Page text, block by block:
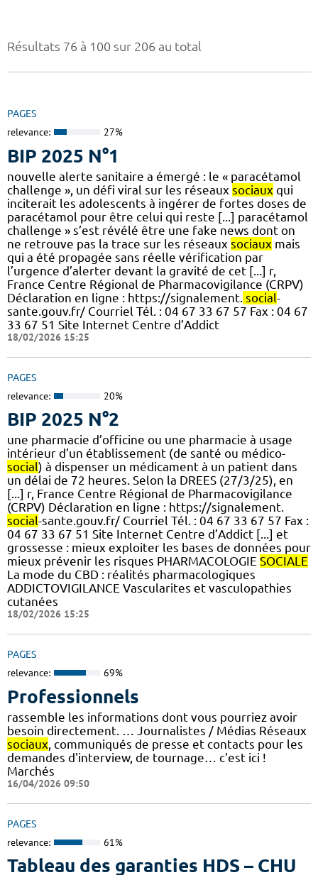
Résultats 76 à 100 sur 206 au total
PAGES
relevance: 27%
BIP 2025 N°1
nouvelle alerte sanitaire a émergé : le « paracétamol
challenge », un défi viral sur les réseaux sociaux qui
inciterait les adolescents à ingérer de fortes doses de
paracétamol pour être celui qui reste [...] paracétamol
challenge » s’est révélé être une fake news dont on
ne retrouve pas la trace sur les réseaux sociaux mais
qui a été propagée sans réelle vérification par
l’urgence d’alerter devant la gravité de cet [...] r,
France Centre Régional de Pharmacovigilance (CRPV)
Déclaration en ligne : https://signalement. social-
sante.gouv.fr/ Courriel Tél. : 04 67 33 67 57 Fax : 04 67
33 67 51 Site Internet Centre d’Addict
18/02/2026 15:25
PAGES
relevance: 20%
BIP 2025 N°2
une pharmacie d’officine ou une pharmacie à usage
intérieur d’un établissement (de santé ou médico-
social) à dispenser un médicament à un patient dans
un délai de 72 heures. Selon la DREES (27/3/25), en
[...] r, France Centre Régional de Pharmacovigilance
(CRPV) Déclaration en ligne : https://signalement.
social-sante.gouv.fr/ Courriel Tél. : 04 67 33 67 57 Fax :
04 67 33 67 51 Site Internet Centre d’Addict [...] et
grossesse : mieux exploiter les bases de données pour
mieux prévenir les risques PHARMACOLOGIE SOCIALE
La mode du CBD : réalités pharmacologiques
ADDICTOVIGILANCE Vascularites et vasculopathies
cutanées
18/02/2026 15:25
PAGES
relevance: 69%
Professionnels
rassemble les informations dont vous pourriez avoir
besoin directement. … Journalistes / Médias Réseaux
sociaux , communiqués de presse et contacts pour les
demandes d'interview, de tournage… c'est ici !
Marchés
16/04/2026 09:50
PAGES
relevance: 61%
Tableau des garanties HDS – CHU